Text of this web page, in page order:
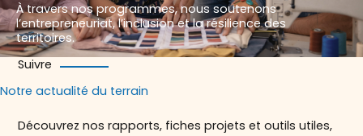
À travers nos programmes, nous soutenons
l’entrepreneuriat, l’inclusion et la résilience des
territoires.
Suivre
Notre actualité du terrain
Découvrez nos rapports, fiches projets et outils utiles,